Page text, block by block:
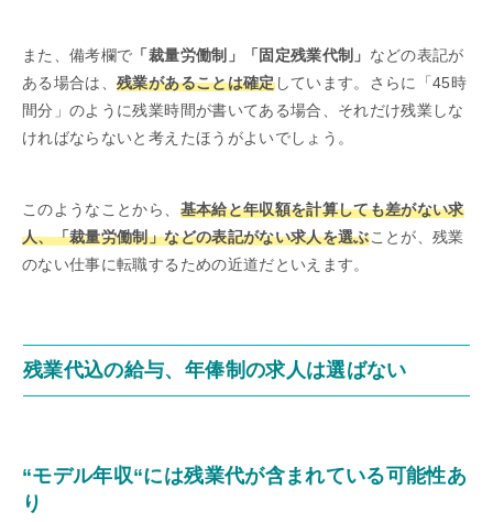
また、備考欄で 「裁量労働制」「固定残業代制」 などの表記が
ある場合は、残業があることは確定しています。さらに「45時
間分」のように残業時間が書いてある場合、それだけ残業しな
ければならないと考えたほうがよいでしょう。
このようなことから、 基本給と年収額を計算しても差がない求
人、「裁量労働制」などの表記がない求人を選ぶことが、残業
のない仕事に転職するための近道だといえます。
残業代込の給与、年俸制の求人は選ばない
“モデル年収“には残業代が含まれている可能性あ
り